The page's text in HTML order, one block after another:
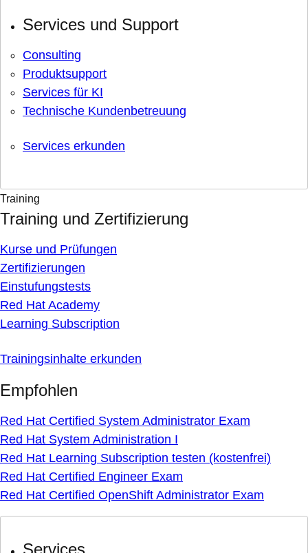
Services und Support
Consulting
Produktsupport
Services für KI
Technische Kundenbetreuung
Services erkunden
Training
Training und Zertifizierung
Kurse und Prüfungen
Zertifizierungen
Einstufungstests
Red Hat Academy
Learning Subscription
Trainingsinhalte erkunden
Empfohlen
Red Hat Certified System Administrator Exam
Red Hat System Administration I
Red Hat Learning Subscription testen (kostenfrei)
Red Hat Certified Engineer Exam
Red Hat Certified OpenShift Administrator Exam
Services